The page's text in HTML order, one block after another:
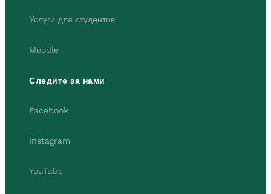
Услуги для студентов
Moodle
Следите за нами
Facebook
Instagram
YouTube